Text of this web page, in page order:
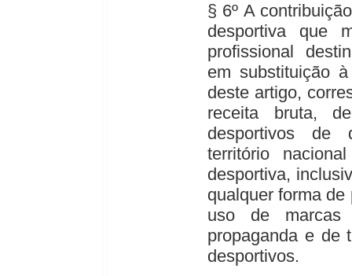
§ 6º A
desportiva que
profissional
em substituição
deste artigo,
receita bruta,
desportivos de
território
desportiva,
qualquer forma
uso de marcas
propaganda e de
desportivos.